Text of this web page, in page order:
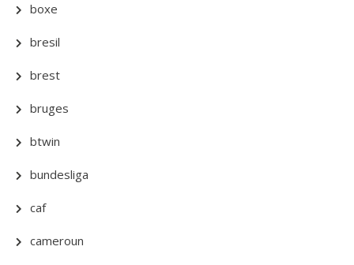
boxe
bresil
brest
bruges
btwin
bundesliga
caf
cameroun